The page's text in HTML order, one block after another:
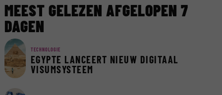
MEEST GELEZEN AFGELOPEN 7
DAGEN
TECHNOLOGIE
EGYPTE LANCEERT NIEUW DIGITAAL
VISUMSYSTEEM